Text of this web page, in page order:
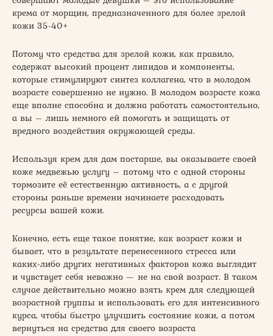
крема от морщин, предназначенного для более зрелой
кожи 35-40+
Потому что средства для зрелой кожи, как правило,
содержат высокий процент липидов и компоненты,
которые стимулируют синтез коллагена, что в молодом
возрасте совершенно не нужно. В молодом возрасте кожа
еще вполне способна и должна работать самостоятельно,
а вы – лишь немного ей помогать и защищать от
вредного воздействия окружающей среды.
Используя крем для дам постарше, вы оказываете своей
коже медвежью услугу – потому что с одной стороны
тормозите её естественную активность, а с другой
стороны раньше времени начинаете расходовать
ресурсы вашей кожи.
Конечно, есть еще такое понятие, как возраст кожи и
бывает, что в результате перенесенного стресса или
каких-либо других негативных факторов кожа выглядит
и чувствует себя неважно — не на свой возраст. В таком
случае действительно можно взять крем для следующей
возрастной группы и использовать его для интенсивного
курса, чтобы быстро улучшить состояние кожи, а потом
вернуться на средства для своего возраста